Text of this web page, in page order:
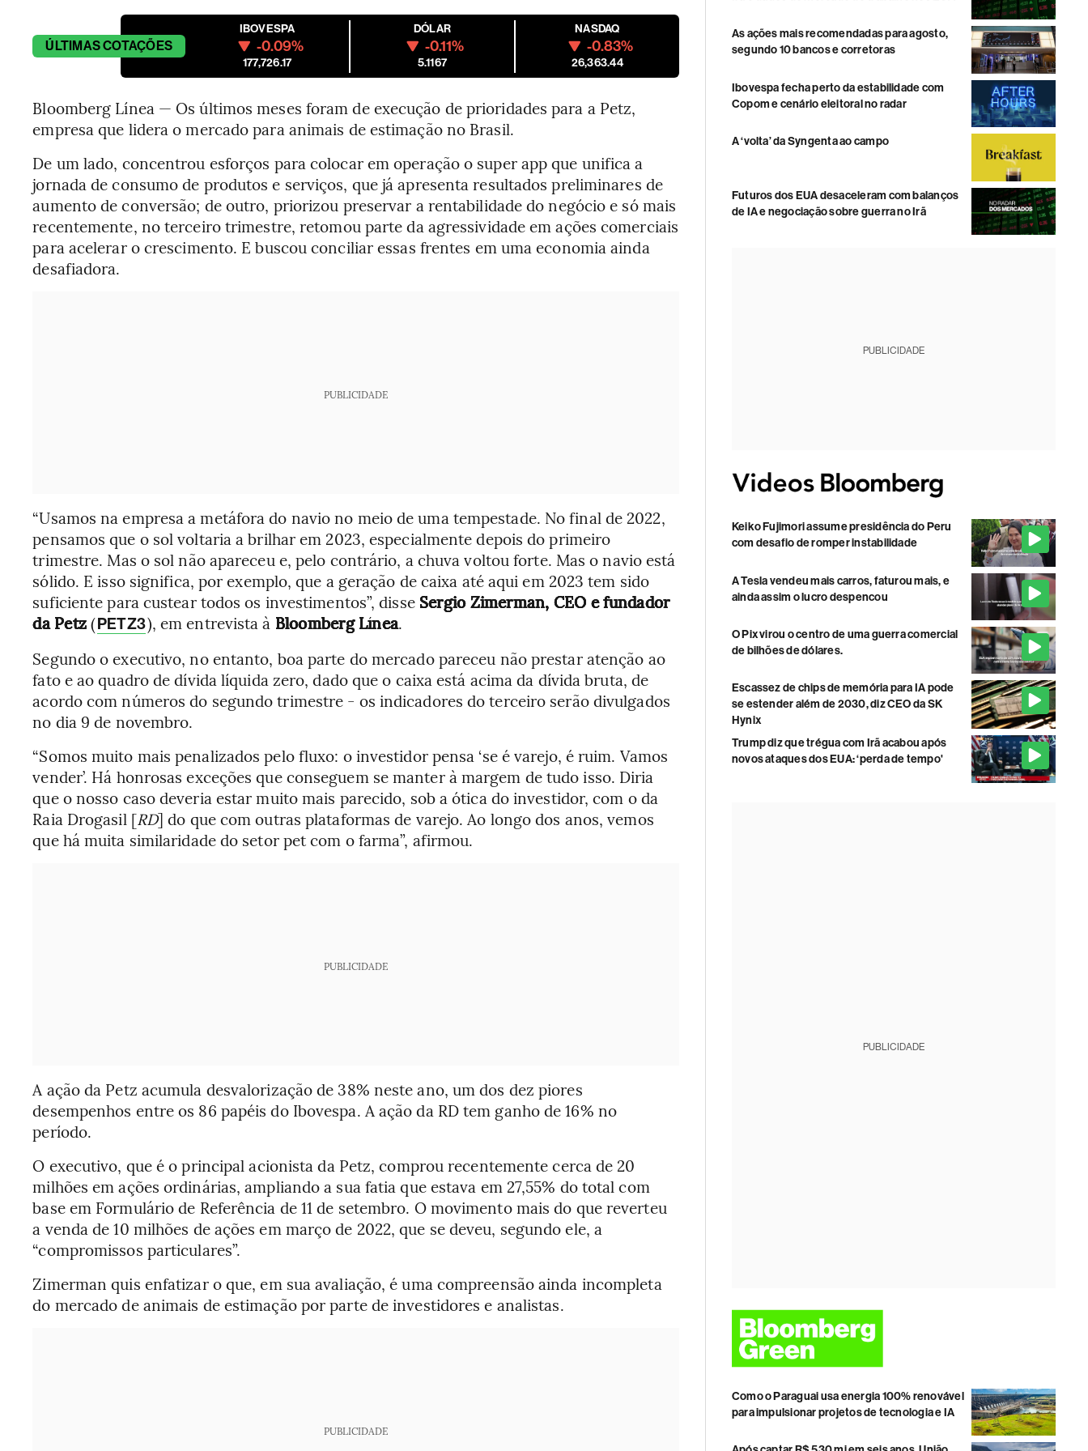
ÚLTIMASCOTAÇÕES
IBOVESPA
-0.09%
177,726.17
DÓLAR
-0.11%
5.1167
NASDAQ
-0.83%
26,363.44
Bloomberg Línea — Os últimos meses foram de execução de prioridades para a Petz,
empresa que lidera o mercado para animais de estimação no Brasil.
De um lado, concentrou esforços para colocar em operação o super app que unifica a
jornada de consumo de produtos e serviços, que já apresenta resultados preliminares de
aumento de conversão; de outro, priorizou preservar a rentabilidade do negócio e só mais
recentemente, no terceiro trimestre, retomou parte da agressividade em ações comerciais
para acelerar o crescimento. E buscou conciliar essas frentes em uma economia ainda
desafiadora.
PUBLICIDADE
“Usamos na empresa a metáfora do navio no meio de uma tempestade. No final de 2022,
pensamos que o sol voltaria a brilhar em 2023, especialmente depois do primeiro
trimestre. Mas o sol não apareceu e, pelo contrário, a chuva voltou forte. Mas o navio está
sólido. E isso significa, por exemplo, que a geração de caixa até aqui em 2023 tem sido
suficiente para custear todos os investimentos”, disse Sergio Zimerman, CEO e fundador
da Petz(PETZ3), em entrevista à Bloomberg Línea.
Segundo o executivo, no entanto, boa parte do mercado pareceu não prestar atenção ao
fato e ao quadro de dívida líquida zero, dado que o caixa está acima da dívida bruta, de
acordo com números do segundo trimestre - os indicadores do terceiro serão divulgados
no dia 9 de novembro.
“Somos muito mais penalizados pelo fluxo: o investidor pensa ‘se é varejo, é ruim. Vamos
vender’. Há honrosas exceções que conseguem se manter à margem de tudo isso. Diria
que o nosso caso deveria estar muito mais parecido, sob a ótica do investidor, com o da
Raia Drogasil [RD] do que com outras plataformas de varejo. Ao longo dos anos, vemos
que há muita similaridade do setor pet com o farma”, afirmou.
PUBLICIDADE
A ação da Petz acumula desvalorização de 38% neste ano, um dos dez piores
desempenhos entre os 86 papéis do Ibovespa. A ação da RD tem ganho de 16% no
período.
O executivo, que é o principal acionista da Petz, comprou recentemente cerca de 20
milhões em ações ordinárias, ampliando a sua fatia que estava em 27,55% do total com
base em Formulário de Referência de 11 de setembro. O movimento mais do que reverteu
a venda de 10 milhões de ações em março de 2022, que se deveu, segundo ele, a
“compromissos particulares”.
Zimerman quis enfatizar o que, em sua avaliação, é uma compreensão ainda incompleta
do mercado de animais de estimação por parte de investidores e analistas.
PUBLICIDADE
As ações mais recomendadas para agosto,
segundo 10 bancos e corretoras
Ibovespa fecha perto da estabilidade com
Copom e cenário eleitoral no radar
A ‘volta’ da Syngenta ao campo
Futuros dos EUA desaceleram com balanços
de IA e negociação sobre guerra no Irã
PUBLICIDADE
Keiko Fujimori assume presidência do Peru
com desafio de romper instabilidade
A Tesla vendeu mais carros, faturou mais, e
ainda assim o lucro despencou
O Pix virou o centro de uma guerra comercial
de bilhões de dólares.
Escassez de chips de memória para IA pode
se estender além de 2030, diz CEO da SK
Hynix
Trump diz que trégua com Irã acabou após
novos ataques dos EUA: ‘perda de tempo'
PUBLICIDADE
Como o Paraguai usa energia 100% renovável
para impulsionar projetos de tecnologia e IA